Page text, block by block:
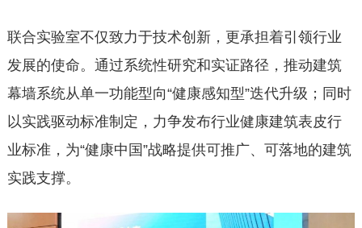
联合实验室不仅致力于技术创新，更承担着引领行业
发展的使命。通过系统性研究和实证路径，推动建筑
幕墙系统从单一功能型向“健康感知型”迭代升级；同时
以实践驱动标准制定，力争发布行业健康建筑表皮行
业标准，为“健康中国”战略提供可推广、可落地的建筑
实践支撑。